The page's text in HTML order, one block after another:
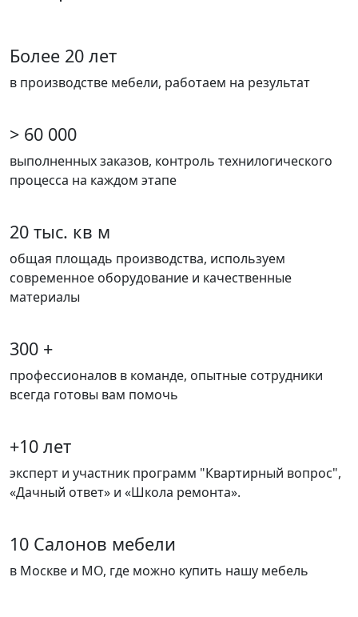
Более 20 лет
в производстве мебели, работаем на результат
> 60 000
выполненных заказов, контроль технилогического
процесса на каждом этапе
20 тыс. кв м
общая площадь производства, используем
современное оборудование и качественные
материалы
300 +
профессионалов в команде, опытные сотрудники
всегда готовы вам помочь
+10 лет
эксперт и участник программ "Квартирный вопрос",
«Дачный ответ» и «Школа ремонта».
10 Салонов мебели
в Москве и МО, где можно купить нашу мебель